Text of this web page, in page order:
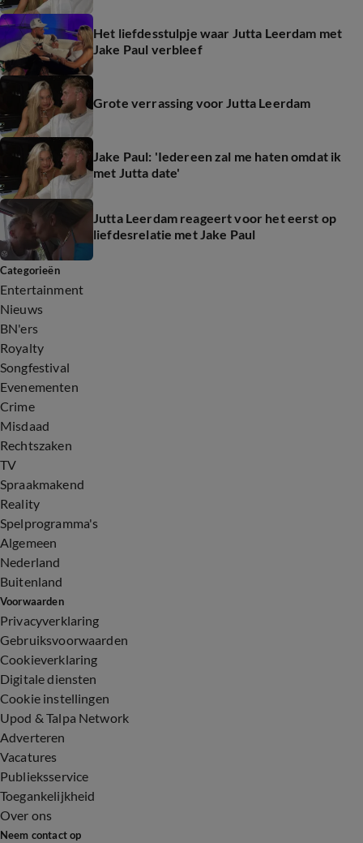
Het liefdesstulpje waar Jutta Leerdam met
Jake Paul verbleef
Grote verrassing voor Jutta Leerdam
Jake Paul: 'Iedereen zal me haten omdat ik
met Jutta date'
Jutta Leerdam reageert voor het eerst op
liefdesrelatie met Jake Paul
Categorieën
Entertainment
Nieuws
BN'ers
Royalty
Songfestival
Evenementen
Crime
Misdaad
Rechtszaken
TV
Spraakmakend
Reality
Spelprogramma's
Algemeen
Nederland
Buitenland
Voorwaarden
Privacyverklaring
Gebruiksvoorwaarden
Cookieverklaring
Digitale diensten
Cookie instellingen
Upod & Talpa Network
Adverteren
Vacatures
Publieksservice
Toegankelijkheid
Over ons
Neem contact op